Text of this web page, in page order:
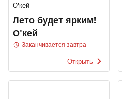
О'кей
Лето будет ярким!
О'кей
Заканчивается завтра
Открыть